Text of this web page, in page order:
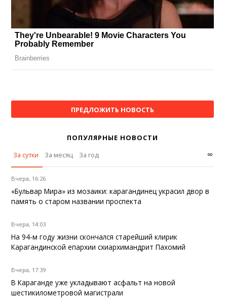
ПРЕДЛОЖИТЬ НОВОСТЬ
ПОПУЛЯРНЫЕ НОВОСТИ
За сутки
За месяц За год ∞
Вчера, 16:26
«Бульвар Мира» из мозаики: карагандинец украсил двор в
память о старом названии проспекта
Вчера, 14:03
На 94-м году жизни скончался старейший клирик
Карагандинской епархии схиархимандрит Пахомий
Вчера, 17:39
В Караганде уже укладывают асфальт на новой
шестикилометровой магистрали